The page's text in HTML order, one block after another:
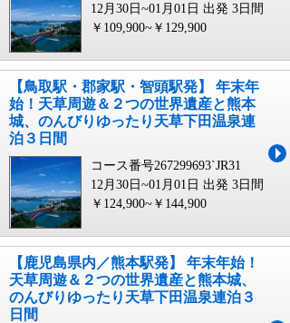
12月30日~01月01日 出発 3日間
￥109,900~￥129,900
【鳥取駅・郡家駅・智頭駅発】 年末年
始！天草周遊＆２つの世界遺産と熊本
城、のんびりゆったり天草下田温泉連
泊３日間
コース番号267299693`JR31
12月30日~01月01日 出発 3日間
￥124,900~￥144,900
【鹿児島県内／熊本駅発】 年末年始！
天草周遊＆２つの世界遺産と熊本城、
のんびりゆったり天草下田温泉連泊３
日間